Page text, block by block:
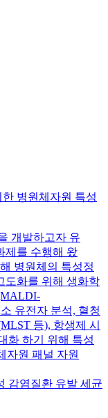
병원체자원 특성
개발하고자 유
제를 수행해 왔
병원체의 특성정
도화를 위해 생화학
유전자 분석, 혈청
등), 항생제 시
화 하기 위해 특성
자원 패널 자원
감염질환 유발 세균